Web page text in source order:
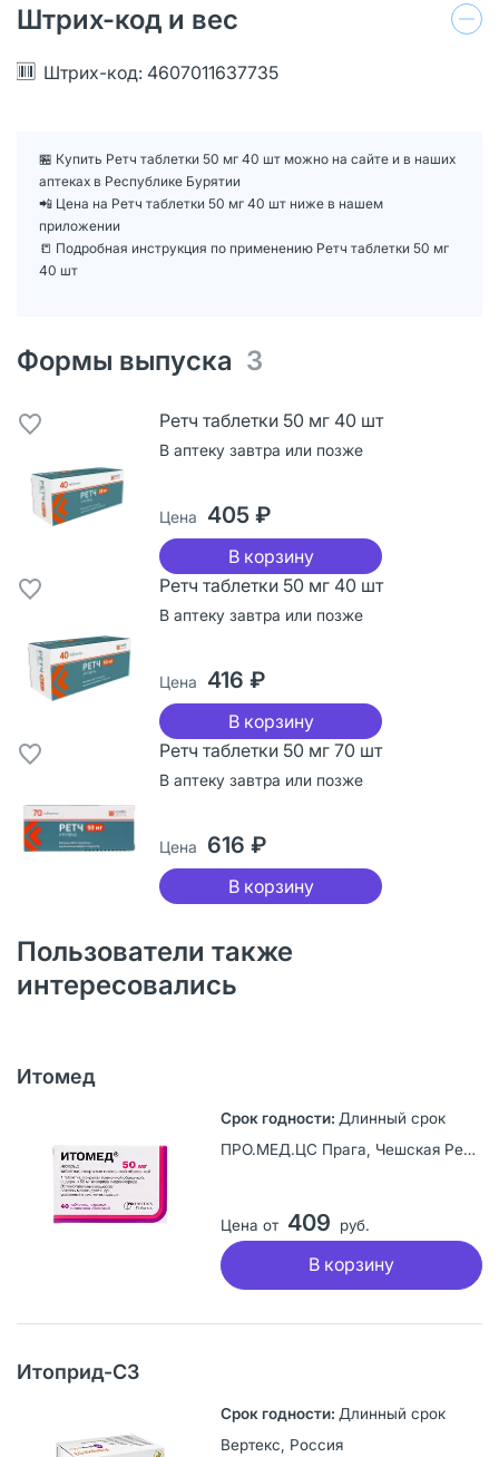
Штрих-код и вес
Штрих-код: 4607011637735
🏪 Купить Ретч таблетки 50 мг 40 шт можно на сайте и в наших
аптеках в Республике Бурятии
📲 Цена на Ретч таблетки 50 мг 40 шт ниже в нашем
приложении
📒 Подробная инструкция по применению Ретч таблетки 50 мг
40 шт
Формы выпуска 3
Ретч таблетки 50 мг 40 шт
В аптеку завтра или позже
Цена 405 ₽
В корзину
Ретч таблетки 50 мг 40 шт
В аптеку завтра или позже
Цена 416 ₽
В корзину
Ретч таблетки 50 мг 70 шт
В аптеку завтра или позже
Цена 616 ₽
В корзину
Пользователи также
интересовались
Итомед
Длинный срок
ПРО.МЕД.ЦС Прага, Чешская Республика
Цена от 409 руб.
В корзину
Итоприд-СЗ
Длинный срок
Вертекс, Россия